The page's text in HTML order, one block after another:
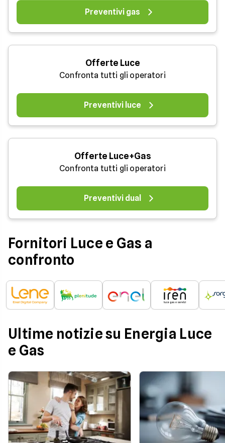
Preventivi gas
Offerte Luce
Confronta tutti gli operatori
Preventivi luce
Offerte Luce+Gas
Confronta tutti gli operatori
Preventivi dual
Fornitori Luce e Gas a
confronto
Ultime notizie su Energia Luce
e Gas